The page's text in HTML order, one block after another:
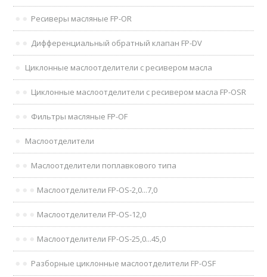
Ресиверы масляные FP-OR
Дифференциальный обратный клапан FP-DV
Циклонные маслоотделители с ресивером масла
Циклонные маслоотделители с ресивером масла FP-OSR
Фильтры масляные FP-OF
Маслоотделители
Маслоотделители поплавкового типа
Маслоотделители FP-OS-2,0...7,0
Маслоотделители FP-OS-12,0
Маслоотделители FP-OS-25,0...45,0
Разборные циклонные маслоотделители FP-OSF